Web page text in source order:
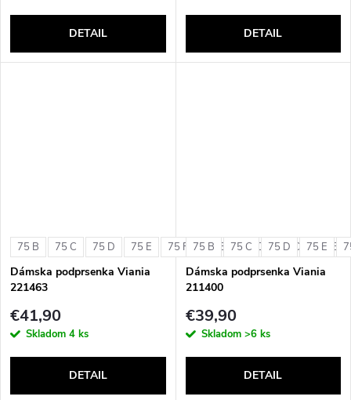
DETAIL DETAIL
75 B 75 C 75 D 75 E 75 F 80 B 80 C 80 D 80 E
Dámska podprsenka Viania
221463
€41,90
Skladom 4 ks
DETAIL
75 B 75 C 75 D 75 E
Dámska podprsenka Viania
211400
€39,90
Skladom >6 ks
DETAIL